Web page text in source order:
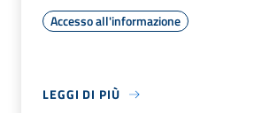
Accesso all'informazione
LEGGI DI PIÙ